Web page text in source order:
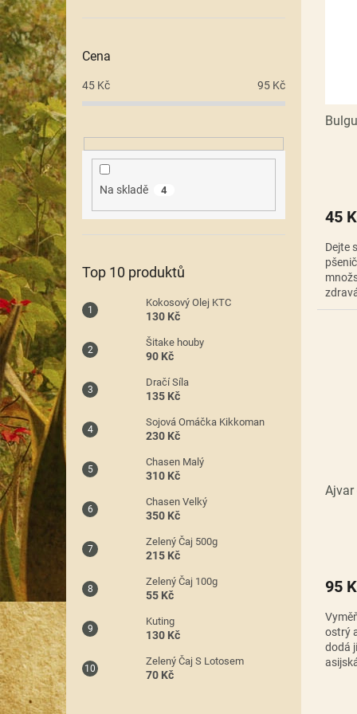
n
e
l
Cena
45 Kč 95 Kč
Na skladě 4
Top 10 produktů
Kokosový Olej KTC
130 Kč
Šitake houby
90 Kč
Dračí Síla
135 Kč
Sojová Omáčka Kikkoman
230 Kč
Chasen Malý
310 Kč
Chasen Velký
350 Kč
Zelený Čaj 500g
215 Kč
Zelený Čaj 100g
55 Kč
Kuting
130 Kč
Zelený Čaj S Lotosem
70 Kč
45
Dejte
dodá
Ajvar
95
ostrý
dodá